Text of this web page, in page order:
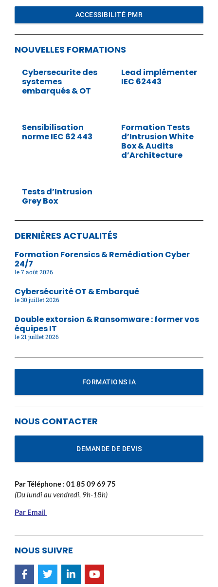
ACCESSIBILITÉ PMR
NOUVELLES FORMATIONS
Cybersecurite des
systemes
embarqués & OT
Lead implémenter
IEC 62443
Sensibilisation
norme IEC 62 443
Formation Tests
d’Intrusion White
Box & Audits
d’Architecture
Tests d’Intrusion
Grey Box
DERNIÈRES ACTUALITÉS
Formation Forensics & Remédiation Cyber
24/7
7 août 2026
Cybersécurité OT & Embarqué
30 juillet 2026
Double extorsion & Ransomware : former vos
équipes IT
21 juillet 2026
FORMATIONS IA
NOUS CONTACTER
DEMANDE DE DEVIS
Par Téléphone : 01 85 09 69 75
(Du lundi au vendredi, 9h-18h)
Par Email
NOUS SUIVRE